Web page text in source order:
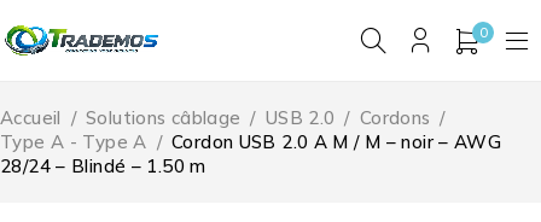
0
Accueil / Solutions câblage / USB 2.0 / Cordons /
Type A - Type A / Cordon USB 2.0 A M / M – noir – AWG
28/24 – Blindé – 1.50 m